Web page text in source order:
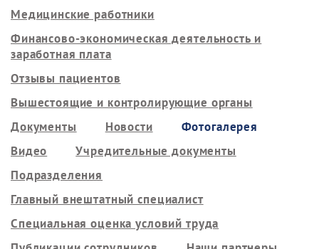
Медицинские работники
Финансово-экономическая деятельность и
заработная плата
Отзывы пациентов
Вышестоящие и контролирующие органы
Документы
Новости
Фотогалерея
Видео
Учредительные документы
Подразделения
Главный внештатный специалист
Специальная оценка условий труда